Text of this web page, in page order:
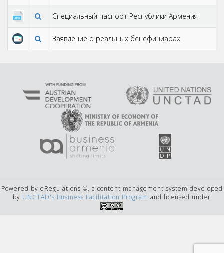
Cпециальный паспорт Республики Армения
Заявление о реальных бенефициарах
Powered by eRegulations ©, a content management system developed
by UNCTAD's Business Facilitation Program and licensed under